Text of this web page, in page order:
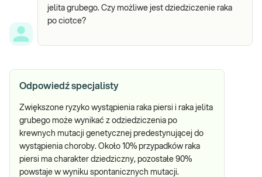
jelita grubego. Czy możliwe jest dziedziczenie raka
po ciotce?
Odpowiedź specjalisty
Zwiększone ryzyko wystąpienia raka piersi i raka jelita
grubego może wynikać z odziedziczenia po
krewnych mutacji genetycznej predestynującej do
wystąpienia choroby. Około 10% przypadków raka
piersi ma charakter dziedziczny, pozostałe 90%
powstaje w wyniku spontanicznych mutacji.